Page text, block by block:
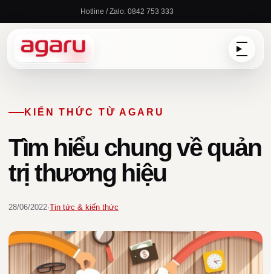
nội
Hotline / Zalo: 0842 753 333
KIẾN THỨC TỪ AGARU
Tìm hiểu chung về quản
trị thương hiệu
28/06/2022·Tin tức & kiến thức